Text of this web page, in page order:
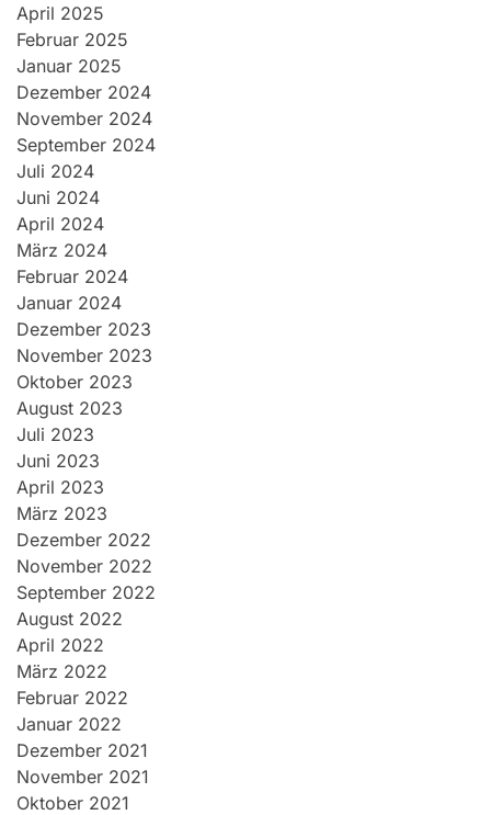
April 2025
Februar 2025
Januar 2025
Dezember 2024
November 2024
September 2024
Juli 2024
Juni 2024
April 2024
März 2024
Februar 2024
Januar 2024
Dezember 2023
November 2023
Oktober 2023
August 2023
Juli 2023
Juni 2023
April 2023
März 2023
Dezember 2022
November 2022
September 2022
August 2022
April 2022
März 2022
Februar 2022
Januar 2022
Dezember 2021
November 2021
Oktober 2021